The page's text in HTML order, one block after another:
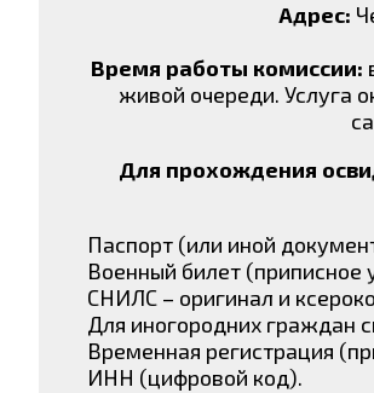
Адрес:
Время работы комиссии:
живой очереди. Услуга
Для прохождения
Паспорт (или иной
Военный билет
СНИЛС – оригинал и
Для иногородних граждан
Временная регистрация
ИНН (цифровой код).